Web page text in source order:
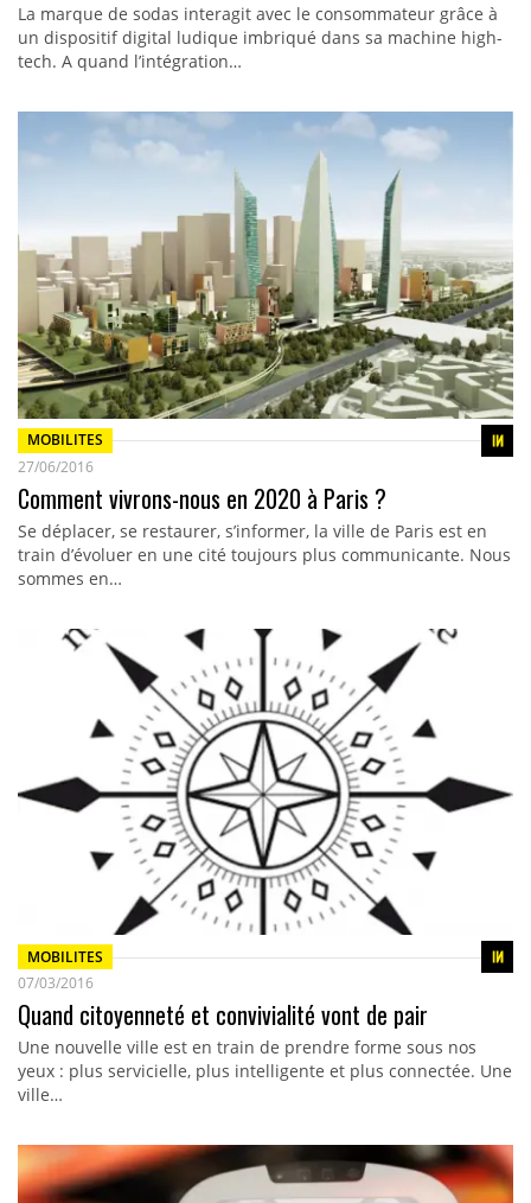
La marque de sodas interagit avec le consommateur grâce à
un dispositif digital ludique imbriqué dans sa machine high-
tech. A quand l’intégration…
MOBILITES
27/06/2016
Comment vivrons-nous en 2020 à Paris ?
Se déplacer, se restaurer, s’informer, la ville de Paris est en
train d’évoluer en une cité toujours plus communicante. Nous
sommes en…
MOBILITES
07/03/2016
Quand citoyenneté et convivialité vont de pair
Une nouvelle ville est en train de prendre forme sous nos
yeux : plus servicielle, plus intelligente et plus connectée. Une
ville…